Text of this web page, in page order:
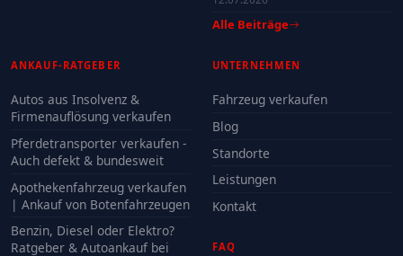
Alle Beiträge
ANKAUF-RATGEBER
Autos aus Insolvenz &
Firmenauflösung verkaufen
Pferdetransporter verkaufen -
Auch defekt & bundesweit
Apothekenfahrzeug verkaufen
| Ankauf von Botenfahrzeugen
Benzin, Diesel oder Elektro?
Ratgeber & Autoankauf bei
UNTERNEHMEN
Fahrzeug verkaufen
Blog
Standorte
Leistungen
Kontakt
FAQ